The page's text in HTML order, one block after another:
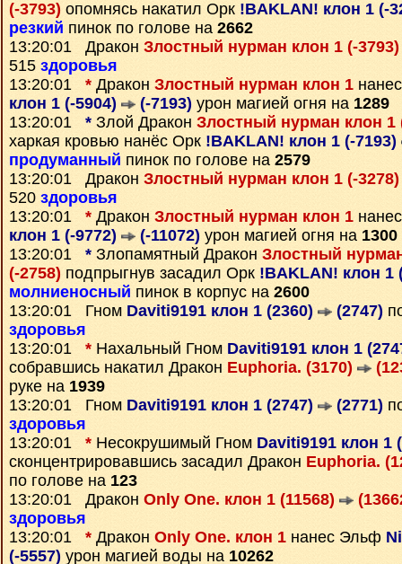
(-3793) опомнясь накатил Орк !BAKLAN! клон 1 (-
резкий пинок по голове на 2662
13:20:01 Дракон Злостный нурман клон 1 (-
515 здоровья
13:20:01 * Дракон Злостный нурман клон 1
клон 1 (-5904)
(-7193) урон магией огня на 1289
13:20:01 * Злой Дракон Злостный нурман клон 1
харкая кровью нанёс Орк !BAKLAN! клон 1 (-7193)
продуманный пинок по голове на 2579
13:20:01 Дракон Злостный нурман клон 1 (-
520 здоровья
13:20:01 * Дракон Злостный нурман клон 1
клон 1 (-9772)
(-11072) урон магией огня на 1300
13:20:01 * Злопамятный Дракон Злостный
(-2758) подпрыгнув засадил Орк !BAKLAN! клон 1
молниеносный пинок в корпус на 2600
13:20:01 Гном Daviti9191 клон 1 (2360) (2747)
здоровья
13:20:01 * Нахальный Гном Daviti9191 клон 1
собравшись накатил Дракон Euphoria. (3170)
руке на 1939
13:20:01 Гном Daviti9191 клон 1 (2747) (2771)
здоровья
13:20:01 * Несокрушимый Гном Daviti9191 клон 1
сконцентрировавшись засадил Дракон Euphoria.
по голове на 123
13:20:01 Дракон Only One. клон 1 (11568)
здоровья
13:20:01 * Дракон Only One. клон 1 нанес Эльф
(-5557) урон магией воды на 10262